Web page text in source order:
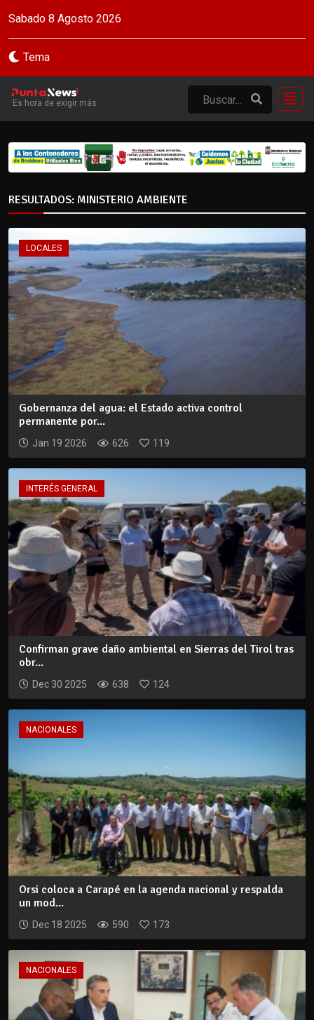
Sabado 8 Agosto 2026
Tema
Es hora de exigir más
RESULTADOS: MINISTERIO AMBIENTE
LOCALES
Gobernanza del agua: el Estado activa control
permanente por...
Jan 19 2026 626 119
INTERÉS GENERAL
Confirman grave daño ambiental en Sierras del Tirol tras
obr...
Dec 30 2025 638 124
NACIONALES
Orsi coloca a Carapé en la agenda nacional y respalda
un mod...
Dec 18 2025 590 173
NACIONALES